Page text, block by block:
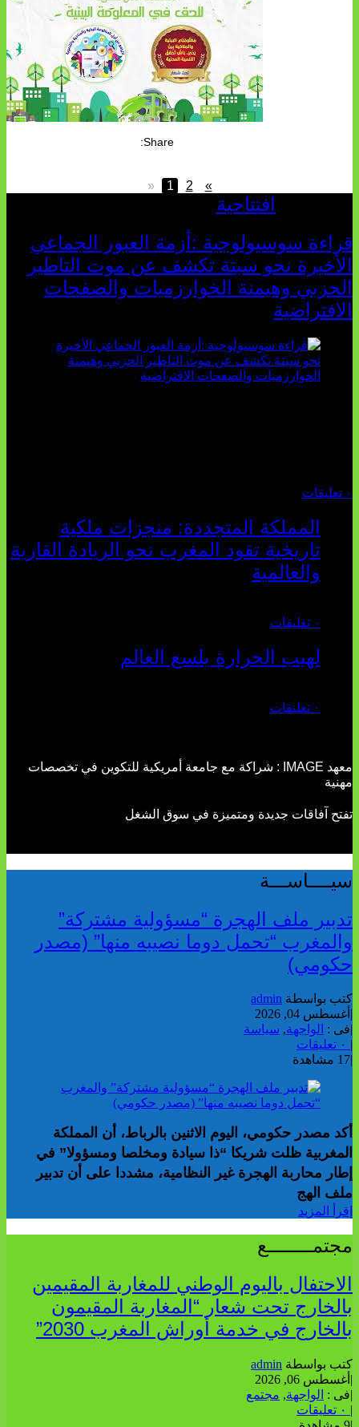
Share:
« 1 2 »
افتتاحية
قراءة سوسيولوجية :أزمة العبور الجماعي
الأخيرة نحو سبتة تكشف عن موت التاطير
الحزبي وهيمنة الخوارزميات والصفحات
الافتراضية
٠ تعليقات
المملكة المتجددة: منجزات ملكية
تاريخية تقود المغرب نحو الريادة القارية
والعالمية
٠ تعليقات
لهيب الحرارة يلسع العالم
٠ تعليقات
معهد IMAGE : شراكة مع جامعة أمريكية للتكوين في تخصصات
مهنية
تفتح آفاقات جديدة ومتميزة في سوق الشغل
سيــــاســـة
تدبير ملف الهجرة “مسؤولية مشتركة”
والمغرب “تحمل دوما نصيبه منها” (مصدر
حكومي)
كتب بواسطة admin
| أغسطس 04, 2026
|فى : الواجهة, سياسة
|
|17 مشاهدة
أكد مصدر حكومي، اليوم الاثنين بالرباط، أن المملكة
المغربية ظلت شريكا “ذا سيادة ومخلصا ومسؤولا” في
إطار محاربة الهجرة غير النظامية، مشددا على أن تدبير
ملف الهج
إقرأ المزيد
مجتمــــــــع
الاحتفال باليوم الوطني للمغاربة المقيمين
بالخارج تحت شعار “المغاربة المقيمون
بالخارج في خدمة أوراش المغرب 2030”
كتب بواسطة admin
| أغسطس 06, 2026
|فى : الواجهة, مجتمع
|